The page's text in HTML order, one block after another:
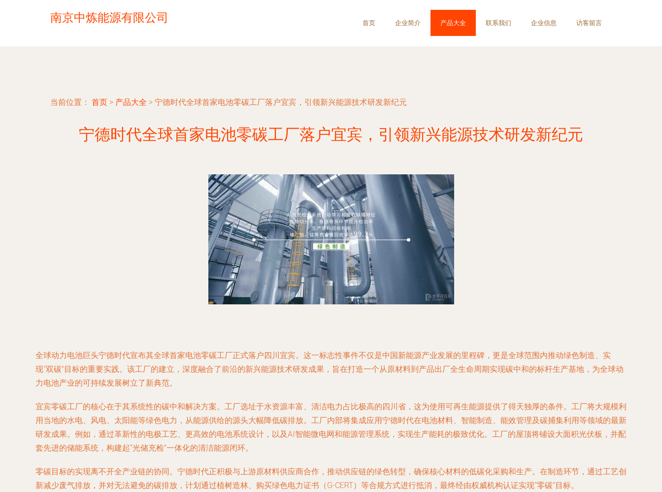
南京中炼能源有限公司 首页 企业简介 产品大全 联系我们 企业信息 访客留言
当前位置： 首页 > 产品大全 > 宁德时代全球首家电池零碳工厂落户宜宾，引领新兴能源技术研发新纪元
宁德时代全球首家电池零碳工厂落户宜宾，引领新兴能源技术研发新纪元
全球动力电池巨头宁德时代宣布其全球首家电池零碳工厂正式落户四川宜宾。这一标志性事件不仅是中国新能源产业发展的里程碑，更是全球范围内推动绿色制造、实
现“双碳”目标的重要实践。该工厂的建立，深度融合了前沿的新兴能源技术研发成果，旨在打造一个从原材料到产品出厂全生命周期实现碳中和的标杆生产基地，为全球动
力电池产业的可持续发展树立了新典范。
宜宾零碳工厂的核心在于其系统性的碳中和解决方案。工厂选址于水资源丰富、清洁电力占比极高的四川省，这为使用可再生能源提供了得天独厚的条件。工厂将大规模利
用当地的水电、风电、太阳能等绿色电力，从能源供给的源头大幅降低碳排放。工厂内部将集成应用宁德时代在电池材料、智能制造、能效管理及碳捕集利用等领域的最新
研发成果。例如，通过革新性的电极工艺、更高效的电池系统设计，以及AI智能微电网和能源管理系统，实现生产能耗的极致优化。工厂的屋顶将铺设大面积光伏板，并配
套先进的储能系统，构建起“光储充检”一体化的清洁能源闭环。
零碳目标的实现离不开全产业链的协同。宁德时代正积极与上游原材料供应商合作，推动供应链的绿色转型，确保核心材料的低碳化采购和生产。在制造环节，通过工艺创
新减少废气排放，并对无法避免的碳排放，计划通过植树造林、购买绿色电力证书（G-CERT）等合规方式进行抵消，最终经由权威机构认证实现“零碳”目标。